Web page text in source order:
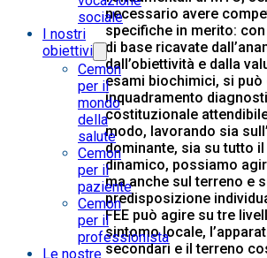
sociale
I nostri
obiettivi
Cemon
per il
mondo
della
salute
Cemon
per il
paziente
Cemon
per il
professionista
Le nostre
necessario avere
specifiche in merito:
di base ricavate
dall’obiettività e dalla
esami biochimici, si può
inquadramento
costituzionale
modo, lavorando sia
dominante, sia su tutto
dinamico, possiamo
ma anche sul terreno e
predisposizione
FEE può agire su tre
sintomo locale,
secondari e il terreno